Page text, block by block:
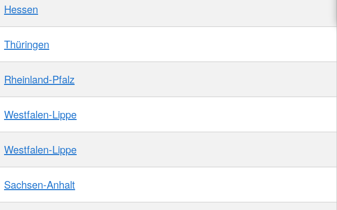
Hessen
Thüringen
Rheinland-Pfalz
Westfalen-Lippe
Westfalen-Lippe
Sachsen-Anhalt